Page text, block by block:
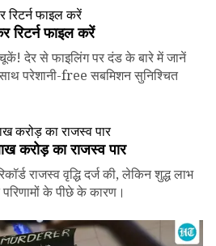
फाइल करें
देर से फाइलिंग पर दंड के बारे में जानें
परेशानी-free सबमिशन सुनिश्चित
करोड़ का राजस्व पार
राजस्व वृद्धि दर्ज की, लेकिन शुद्ध लाभ
के पीछे के कारण।